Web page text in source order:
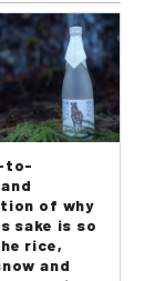
to-
of why
sake is so
rice,
and